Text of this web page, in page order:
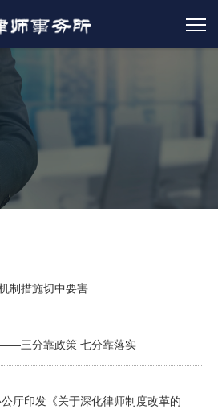
制措施切中要害
三分靠政策 七分靠落实
厅印发《关于深化律师制度改革的